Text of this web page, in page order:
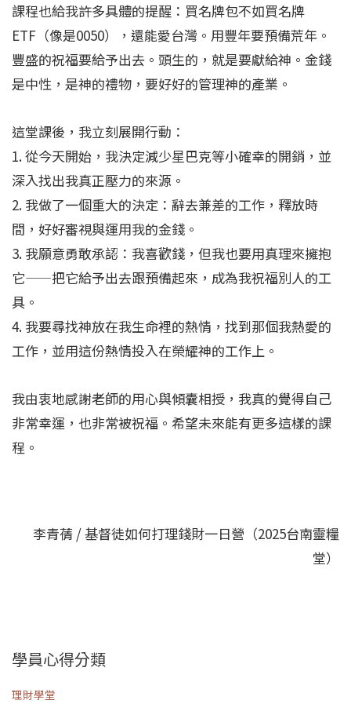
課程也給我許多具體的提醒：買名牌包不如買名牌
ETF（像是0050），還能愛台灣。用豐年要預備荒年。
豐盛的祝福要給予出去。頭生的，就是要獻給神。金錢
是中性，是神的禮物，要好好的管理神的產業。
這堂課後，我立刻展開行動：
1. 從今天開始，我決定減少星巴克等小確幸的開銷，並
深入找出我真正壓力的來源。
2. 我做了一個重大的決定：辭去兼差的工作，釋放時
間，好好審視與運用我的金錢。
3. 我願意勇敢承認：我喜歡錢，但我也要用真理來擁抱
它——把它給予出去跟預備起來，成為我祝福別人的工
具。
4. 我要尋找神放在我生命裡的熱情，找到那個我熱愛的
工作，並用這份熱情投入在榮耀神的工作上。
我由衷地感謝老師的用心與傾囊相授，我真的覺得自己
非常幸運，也非常被祝福。希望未來能有更多這樣的課
程。
李青蒨 / 基督徒如何打理錢財一日營（2025台南靈糧
堂）
學員心得分類
理財學堂